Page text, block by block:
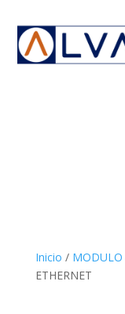
Inicio / MODULO
ETHERNET